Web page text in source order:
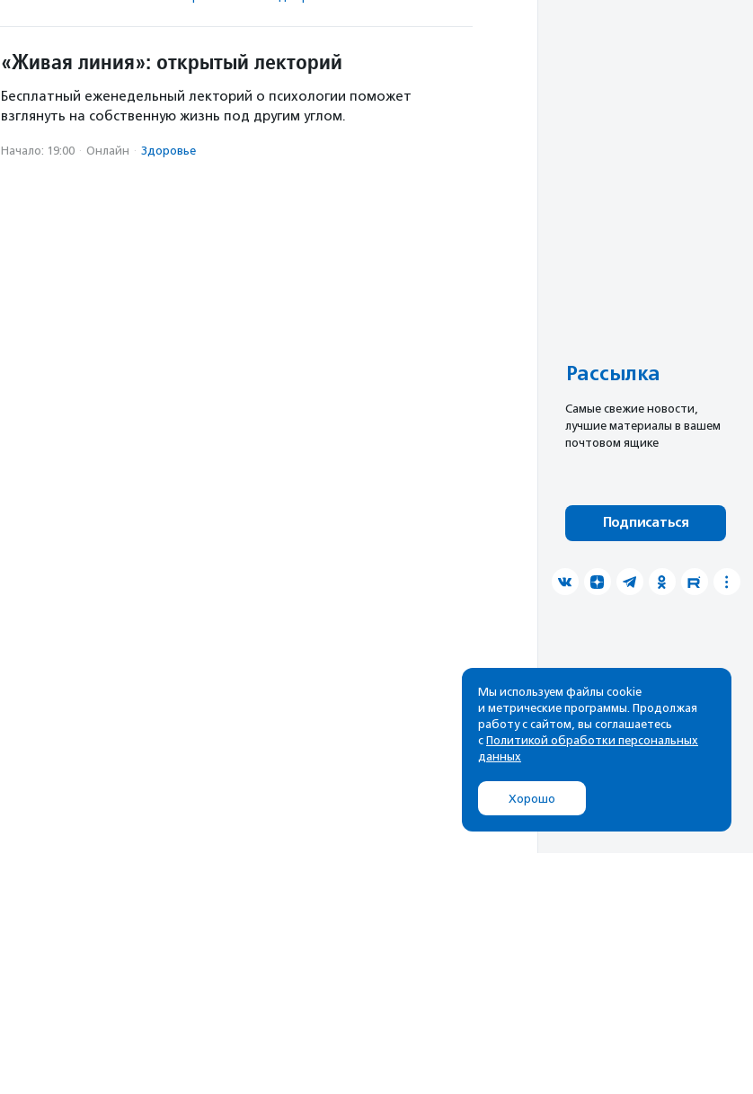
«Живая линия»: открытый лекторий
Бесплатный еженедельный лекторий о психологии поможет
взглянуть на собственную жизнь под другим углом.
Начало: 19:00 · Онлайн · Здоровье
Рассылка
Cамые свежие новости,
лучшие материалы в вашем
почтовом ящике
Подписаться
Мы используем файлы cookie
и метрические программы. Продолжая
работу с сайтом, вы соглашаетесь
с Политикой обработки персональных
данных
Хорошо